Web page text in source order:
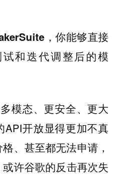
，你能够直接
和迭代调整后的模
模态、更安全、更大
API开放显得更加不真
、甚至都无法申请，
许谷歌的反击再次失